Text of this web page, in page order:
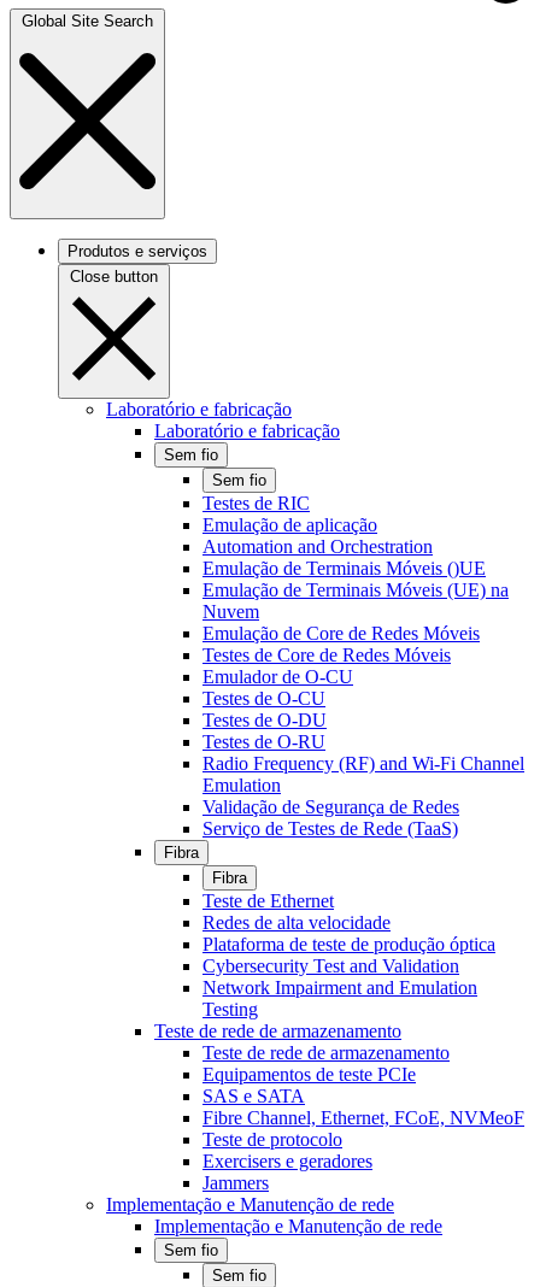
Global Site Search
Produtos e serviços
Close button
Laboratório e fabricação
Laboratório e fabricação
Sem fio
Sem fio
Testes de RIC
Emulação de aplicação
Automation and Orchestration
Emulação de Terminais Móveis ()UE
Emulação de Terminais Móveis (UE) na
Nuvem
Emulação de Core de Redes Móveis
Testes de Core de Redes Móveis
Emulador de O-CU
Testes de O-CU
Testes de O-DU
Testes de O-RU
Radio Frequency (RF) and Wi-Fi Channel
Emulation
Validação de Segurança de Redes
Serviço de Testes de Rede (TaaS)
Fibra
Fibra
Teste de Ethernet
Redes de alta velocidade
Plataforma de teste de produção óptica
Cybersecurity Test and Validation
Network Impairment and Emulation
Testing
Teste de rede de armazenamento
Teste de rede de armazenamento
Equipamentos de teste PCIe
SAS e SATA
Fibre Channel, Ethernet, FCoE, NVMeoF
Teste de protocolo
Exercisers e geradores
Jammers
Implementação e Manutenção de rede
Implementação e Manutenção de rede
Sem fio
Sem fio